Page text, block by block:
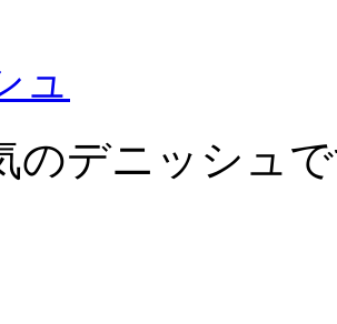
ュ
のデニッシュ